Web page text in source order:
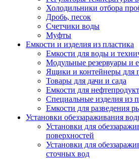
Холодильники отбора
Дробь, песок
Счетчики воды
Муфты
Емкости и изделия из пластика
Емкости для воды и
Модульные резервуары и
Ящики и контейнеры для
Товары для дачи и сада
Емкости для
Специальные изделия из
Емкости для разведения
Установки обеззараживания
Установки для
поверхностей
Установки для
сточных вод